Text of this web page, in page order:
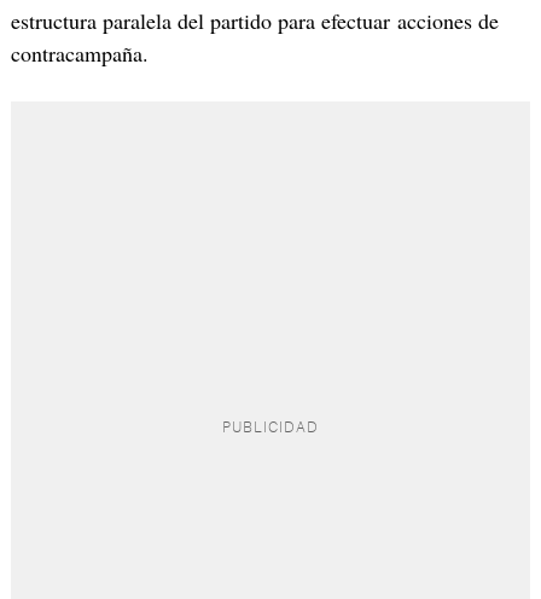
estructura paralela del partido para efectuar acciones de
contracampaña.